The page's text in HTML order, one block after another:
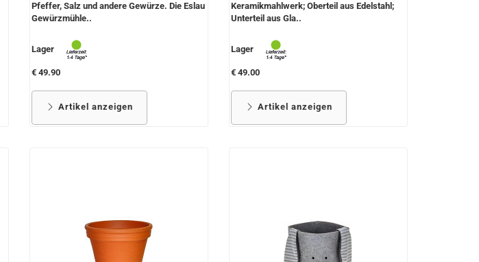
Pfeffer, Salz und andere Gewürze. Die Eslau
Gewürzmühle..
Lager
€ 49.90
Artikel anzeigen
Keramikmahlwerk; Oberteil aus Edelstahl;
Unterteil aus Gla..
Lager
€ 49.00
Artikel anzeigen